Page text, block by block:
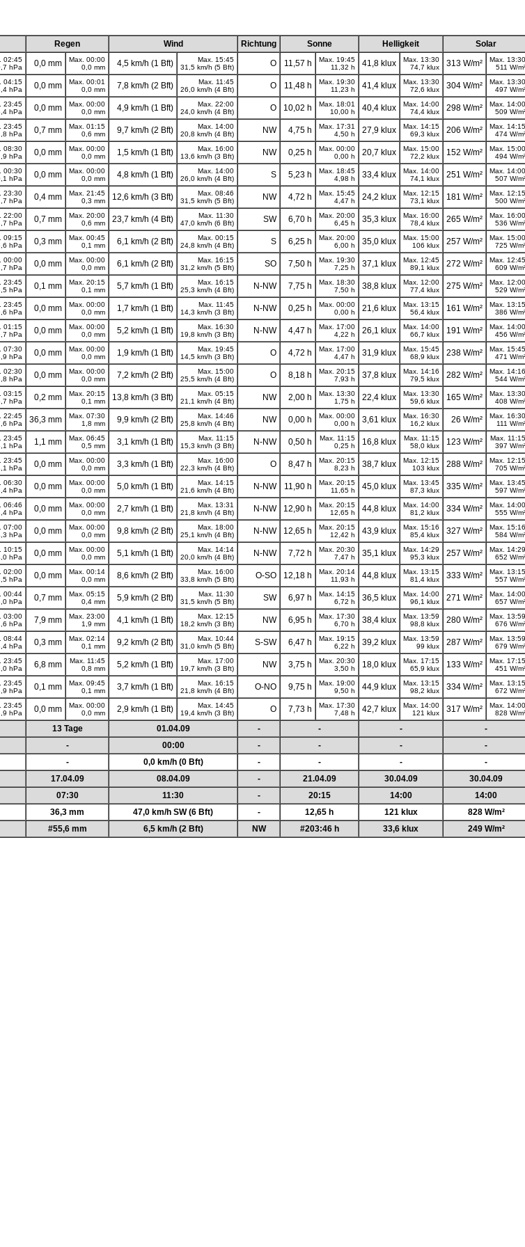
Regen Wind Richtung Sonne Helligkeit
Solar
02:45
hPa
0,0 mm
Max. 00:00
0,0 mm
4,5 km/h (1 Bft)
Max. 15:45
31,5 km/h (5 Bft)
O 11,57 h
Max. 19:45
11,32 h
41,8 klux
Max. 13:30
74,7 klux
313 W/m²
Max. 13:30
511 W/m²
04:15
hPa
0,0 mm
Max. 00:01
0,0 mm
7,8 km/h (2 Bft)
Max. 11:45
26,0 km/h (4 Bft)
O 11,48 h
Max. 19:30
11,23 h
41,4 klux
Max. 13:30
72,6 klux
304 W/m²
Max. 13:30
497 W/m²
23:45
hPa
0,0 mm
Max. 00:00
0,0 mm
4,9 km/h (1 Bft)
Max. 22:00
24,0 km/h (4 Bft)
O 10,02 h
Max. 18:01
10,00 h
40,4 klux
Max. 14:00
74,4 klux
298 W/m²
Max. 14:00
509 W/m²
23:45
hPa
0,7 mm
Max. 01:15
0,6 mm
9,7 km/h (2 Bft)
Max. 14:00
20,8 km/h (4 Bft)
NW 4,75 h
Max. 17:31
4,50 h
27,9 klux
Max. 14:15
69,3 klux
206 W/m²
Max. 14:15
474 W/m²
08:30
hPa
0,0 mm
Max. 00:00
0,0 mm
1,5 km/h (1 Bft)
Max. 16:00
13,6 km/h (3 Bft)
NW 0,25 h
Max. 00:00
0,00 h
20,7 klux
Max. 15:00
72,2 klux
152 W/m²
Max. 15:00
494 W/m²
00:30
hPa
0,0 mm
Max. 00:00
0,0 mm
4,8 km/h (1 Bft)
Max. 14:00
26,0 km/h (4 Bft)
S 5,23 h
Max. 18:45
4,98 h
33,4 klux
Max. 14:00
74,1 klux
251 W/m²
Max. 14:00
507 W/m²
23:30
hPa
0,4 mm
Max. 21:45
0,3 mm
12,6 km/h (3 Bft)
Max. 08:46
31,5 km/h (5 Bft)
NW 4,72 h
Max. 15:45
4,47 h
24,2 klux
Max. 12:15
73,1 klux
181 W/m²
Max. 12:15
500 W/m²
22:00
hPa
0,7 mm
Max. 20:00
0,6 mm
23,7 km/h (4 Bft)
Max. 11:30
47,0 km/h (6 Bft)
SW 6,70 h
Max. 20:00
6,45 h
35,3 klux
Max. 16:00
78,4 klux
265 W/m²
Max. 16:00
536 W/m²
09:15
hPa
0,3 mm
Max. 00:45
0,1 mm
6,1 km/h (2 Bft)
Max. 00:15
24,8 km/h (4 Bft)
S 6,25 h
Max. 20:00
6,00 h
35,0 klux
Max. 15:00
106 klux
257 W/m²
Max. 15:00
725 W/m²
00:00
hPa
0,0 mm
Max. 00:00
0,0 mm
6,1 km/h (2 Bft)
Max. 16:15
31,2 km/h (5 Bft)
SO 7,50 h
Max. 19:30
7,25 h
37,1 klux
Max. 12:45
89,1 klux
272 W/m²
Max. 12:45
609 W/m²
23:45
hPa
0,1 mm
Max. 20:15
0,1 mm
5,7 km/h (1 Bft)
Max. 16:15
25,3 km/h (4 Bft)
N-NW 7,75 h
Max. 18:30
7,50 h
38,8 klux
Max. 12:00
77,4 klux
275 W/m²
Max. 12:00
529 W/m²
23:45
hPa
0,0 mm
Max. 00:00
0,0 mm
1,7 km/h (1 Bft)
Max. 11:45
14,3 km/h (3 Bft)
N-NW 0,25 h
Max. 00:00
0,00 h
21,6 klux
Max. 13:15
56,4 klux
161 W/m²
Max. 13:15
386 W/m²
01:15
hPa
0,0 mm
Max. 00:00
0,0 mm
5,2 km/h (1 Bft)
Max. 16:30
19,8 km/h (3 Bft)
N-NW 4,47 h
Max. 17:00
4,22 h
26,1 klux
Max. 14:00
66,7 klux
191 W/m²
Max. 14:00
456 W/m²
07:30
hPa
0,0 mm
Max. 00:00
0,0 mm
1,9 km/h (1 Bft)
Max. 19:45
14,5 km/h (3 Bft)
O 4,72 h
Max. 17:00
4,47 h
31,9 klux
Max. 15:45
68,9 klux
238 W/m²
Max. 15:45
471 W/m²
02:30
hPa
0,0 mm
Max. 00:00
0,0 mm
7,2 km/h (2 Bft)
Max. 15:00
25,5 km/h (4 Bft)
O 8,18 h
Max. 20:15
7,93 h
37,8 klux
Max. 14:16
79,5 klux
282 W/m²
Max. 14:16
544 W/m²
03:15
hPa
0,2 mm
Max. 20:15
0,1 mm
13,8 km/h (3 Bft)
Max. 05:15
21,1 km/h (4 Bft)
NW 2,00 h
Max. 13:30
1,75 h
22,4 klux
Max. 13:30
59,6 klux
165 W/m²
Max. 13:30
408 W/m²
22:45
hPa
36,3 mm
Max. 07:30
1,8 mm
9,9 km/h (2 Bft)
Max. 14:46
25,8 km/h (4 Bft)
NW 0,00 h
Max. 00:00
0,00 h
3,61 klux
Max. 16:30
16,2 klux
26 W/m²
Max. 16:30
111 W/m²
23:45
hPa
1,1 mm
Max. 06:45
0,5 mm
3,1 km/h (1 Bft)
Max. 11:15
15,3 km/h (3 Bft)
N-NW 0,50 h
Max. 11:15
0,25 h
16,8 klux
Max. 11:15
58,0 klux
123 W/m²
Max. 11:15
397 W/m²
23:45
hPa
0,0 mm
Max. 00:00
0,0 mm
3,3 km/h (1 Bft)
Max. 16:00
22,3 km/h (4 Bft)
O 8,47 h
Max. 20:15
8,23 h
38,7 klux
Max. 12:15
103 klux
288 W/m²
Max. 12:15
705 W/m²
06:30
hPa
0,0 mm
Max. 00:00
0,0 mm
5,0 km/h (1 Bft)
Max. 14:15
21,6 km/h (4 Bft)
N-NW 11,90 h
Max. 20:15
11,65 h
45,0 klux
Max. 13:45
87,3 klux
335 W/m²
Max. 13:45
597 W/m²
06:46
hPa
0,0 mm
Max. 00:00
0,0 mm
2,7 km/h (1 Bft)
Max. 13:31
21,8 km/h (4 Bft)
N-NW 12,90 h
Max. 20:15
12,65 h
44,8 klux
Max. 14:00
81,2 klux
334 W/m²
Max. 14:00
555 W/m²
07:00
hPa
0,0 mm
Max. 00:00
0,0 mm
9,8 km/h (2 Bft)
Max. 18:00
25,1 km/h (4 Bft)
N-NW 12,65 h
Max. 20:15
12,42 h
43,9 klux
Max. 15:16
85,4 klux
327 W/m²
Max. 15:16
584 W/m²
10:15
hPa
0,0 mm
Max. 00:00
0,0 mm
5,1 km/h (1 Bft)
Max. 14:14
20,0 km/h (4 Bft)
N-NW 7,72 h
Max. 20:30
7,47 h
35,1 klux
Max. 14:29
95,3 klux
257 W/m²
Max. 14:29
652 W/m²
02:00
hPa
0,0 mm
Max. 00:14
0,0 mm
8,6 km/h (2 Bft)
Max. 16:00
33,8 km/h (5 Bft)
O-SO 12,18 h
Max. 20:14
11,93 h
44,8 klux
Max. 13:15
81,4 klux
333 W/m²
Max. 13:15
557 W/m²
00:44
hPa
0,7 mm
Max. 05:15
0,4 mm
5,9 km/h (2 Bft)
Max. 11:30
31,5 km/h (5 Bft)
SW 6,97 h
Max. 14:15
6,72 h
36,5 klux
Max. 14:00
96,1 klux
271 W/m²
Max. 14:00
657 W/m²
03:00
hPa
7,9 mm
Max. 23:00
1,9 mm
4,1 km/h (1 Bft)
Max. 12:15
18,2 km/h (3 Bft)
NW 6,95 h
Max. 17:30
6,70 h
38,4 klux
Max. 13:59
98,8 klux
280 W/m²
Max. 13:59
676 W/m²
08:44
hPa
0,3 mm
Max. 02:14
0,1 mm
9,2 km/h (2 Bft)
Max. 10:44
31,0 km/h (5 Bft)
S-SW 6,47 h
Max. 19:15
6,22 h
39,2 klux
Max. 13:59
99 klux
287 W/m²
Max. 13:59
679 W/m²
23:45
hPa
6,8 mm
Max. 11:45
0,8 mm
5,2 km/h (1 Bft)
Max. 17:00
19,7 km/h (3 Bft)
NW 3,75 h
Max. 20:30
3,50 h
18,0 klux
Max. 17:15
65,9 klux
133 W/m²
Max. 17:15
451 W/m²
23:45
hPa
0,1 mm
Max. 09:45
0,1 mm
3,7 km/h (1 Bft)
Max. 16:15
21,8 km/h (4 Bft)
O-NO 9,75 h
Max. 19:00
9,50 h
44,9 klux
Max. 13:15
98,2 klux
334 W/m²
Max. 13:15
672 W/m²
23:45
hPa
0,0 mm
Max. 00:00
0,0 mm
2,9 km/h (1 Bft)
Max. 14:45
19,4 km/h (3 Bft)
O 7,73 h
Max. 17:30
7,48 h
42,7 klux
Max. 14:00
121 klux
317 W/m²
Max. 14:00
828 W/m²
13 Tage 01.04.09 - - -
-
- 00:00 - - -
-
- 0,0 km/h (0 Bft) - - -
-
17.04.09 08.04.09 - 21.04.09 30.04.09
30.04.09
07:30 11:30 - 20:15 14:00
14:00
36,3 mm 47,0 km/h SW (6 Bft) - 12,65 h 121 klux
828 W/m²
#55,6 mm 6,5 km/h (2 Bft) NW #203:46 h 33,6 klux 249 W/m²